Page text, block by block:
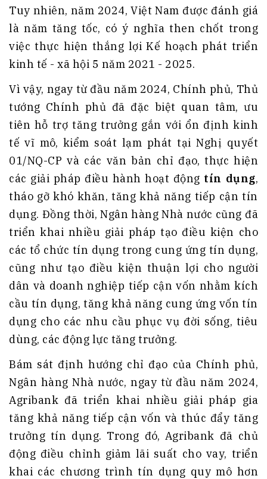
Tuy nhiên, năm 2024, Việt Nam được đánh giá
là năm tăng tốc, có ý nghĩa then chốt trong
việc thực hiện thắng lợi Kế hoạch phát triển
kinh tế - xã hội 5 năm 2021 - 2025.
Vì vậy, ngay từ đầu năm 2024, Chính phủ, Thủ
tướng Chính phủ đã đặc biệt quan tâm, ưu
tiên hỗ trợ tăng trưởng gắn với ổn định kinh
tế vĩ mô, kiểm soát lạm phát tại Nghị quyết
01/NQ-CP và các văn bản chỉ đạo, thực hiện
các giải pháp điều hành hoạt động tín dụng,
tháo gỡ khó khăn, tăng khả năng tiếp cận tín
dụng. Đồng thời, Ngân hàng Nhà nước cũng đã
triển khai nhiều giải pháp tạo điều kiện cho
các tổ chức tín dụng trong cung ứng tín dụng,
cũng như tạo điều kiện thuận lợi cho người
dân và doanh nghiệp tiếp cận vốn nhằm kích
cầu tín dụng, tăng khả năng cung ứng vốn tín
dụng cho các nhu cầu phục vụ đời sống, tiêu
dùng, các động lực tăng trưởng.
Bám sát định hướng chỉ đạo của Chính phủ,
Ngân hàng Nhà nước, ngay từ đầu năm 2024,
Agribank đã triển khai nhiều giải pháp gia
tăng khả năng tiếp cận vốn và thúc đẩy tăng
trưởng tín dụng. Trong đó, Agribank đã chủ
động điều chỉnh giảm lãi suất cho vay, triển
khai các chương trình tín dụng quy mô hơn